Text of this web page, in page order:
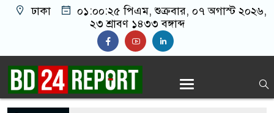
ঢাকা ০১:০০:২৬ পিএম, শুক্রবার, ০৭ অগাস্ট ২০২৬,
২৩ শ্রাবণ ১৪৩৩ বঙ্গাব্দ